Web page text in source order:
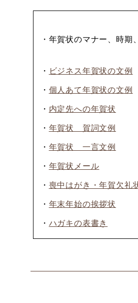
・年賀状のマナー、時
・ ビジネス年賀状の文例
・ 個人あて年賀状の文例
・ 内定先への年賀状
・ 年賀状 賀詞文例
・ 年賀状 一言文例
・ 年賀状メール
・ 喪中はがき・年賀欠礼
・ 年末年始の挨拶状
・ ハガキの表書き